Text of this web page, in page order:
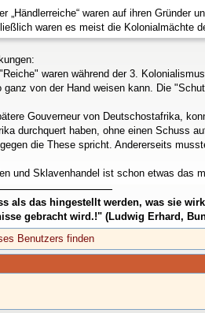
„Händlerreiche“ waren auf ihren
waren es meist die Kolonialmächte
waren während der 3.
von der Hand weisen kann. Die
Gouverneur von Deutschostafrika,
durchquert haben, ohne einen Schuss
die These spricht. Andererseits
und Sklavenhandel ist schon etwas das
als das hingestellt werden, was sie
gebracht wird.!" (Ludwig Erhard,